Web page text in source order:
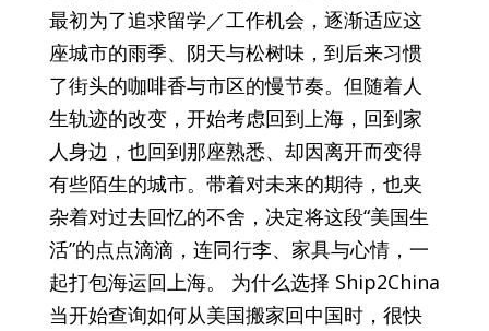
最初为了追求留学／工作机会，逐渐适应这
座城市的雨季、阴天与松树味，到后来习惯
了街头的咖啡香与市区的慢节奏。但随着人
生轨迹的改变，开始考虑回到上海，回到家
人身边，也回到那座熟悉、却因离开而变得
有些陌生的城市。带着对未来的期待，也夹
杂着对过去回忆的不舍，决定将这段“美国生
活”的点点滴滴，连同行李、家具与心情，一
起打包海运回上海。 为什么选择 Ship2China
当开始查询如何从美国搬家回中国时，很快